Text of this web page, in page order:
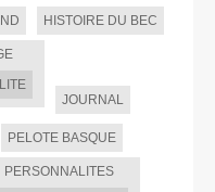
HISTOIRE DU BEC
JOURNAL
PELOTE BASQUE
PERSONNALITES